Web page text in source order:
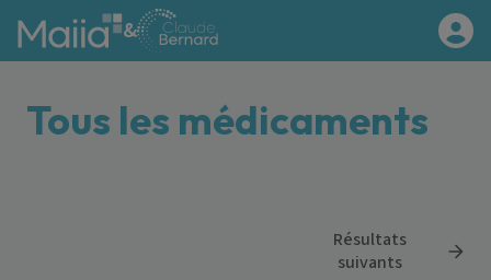
Aller au contenu principal
&
Tous les médicaments
Résultats
suivants